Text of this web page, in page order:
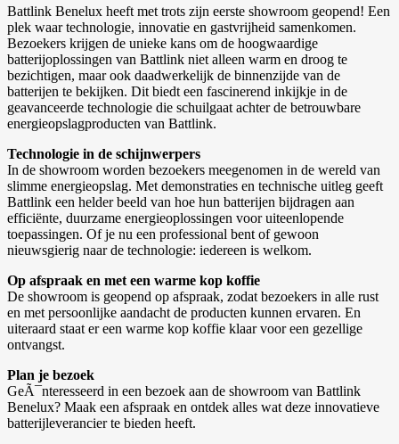
Battlink Benelux heeft met trots zijn eerste showroom geopend! Een
plek waar technologie, innovatie en gastvrijheid samenkomen.
Bezoekers krijgen de unieke kans om de hoogwaardige
batterijoplossingen van Battlink niet alleen warm en droog te
bezichtigen, maar ook daadwerkelijk de binnenzijde van de
batterijen te bekijken. Dit biedt een fascinerend inkijkje in de
geavanceerde technologie die schuilgaat achter de betrouwbare
energieopslagproducten van Battlink.
Technologie in de schijnwerpers
In de showroom worden bezoekers meegenomen in de wereld van
slimme energieopslag. Met demonstraties en technische uitleg geeft
Battlink een helder beeld van hoe hun batterijen bijdragen aan
efficiënte, duurzame energieoplossingen voor uiteenlopende
toepassingen. Of je nu een professional bent of gewoon
nieuwsgierig naar de technologie: iedereen is welkom.
Op afspraak en met een warme kop koffie
De showroom is geopend op afspraak, zodat bezoekers in alle rust
en met persoonlijke aandacht de producten kunnen ervaren. En
uiteraard staat er een warme kop koffie klaar voor een gezellige
ontvangst.
Plan je bezoek
GeÃ¯nteresseerd in een bezoek aan de showroom van Battlink
Benelux? Maak een afspraak en ontdek alles wat deze innovatieve
batterijleverancier te bieden heeft.